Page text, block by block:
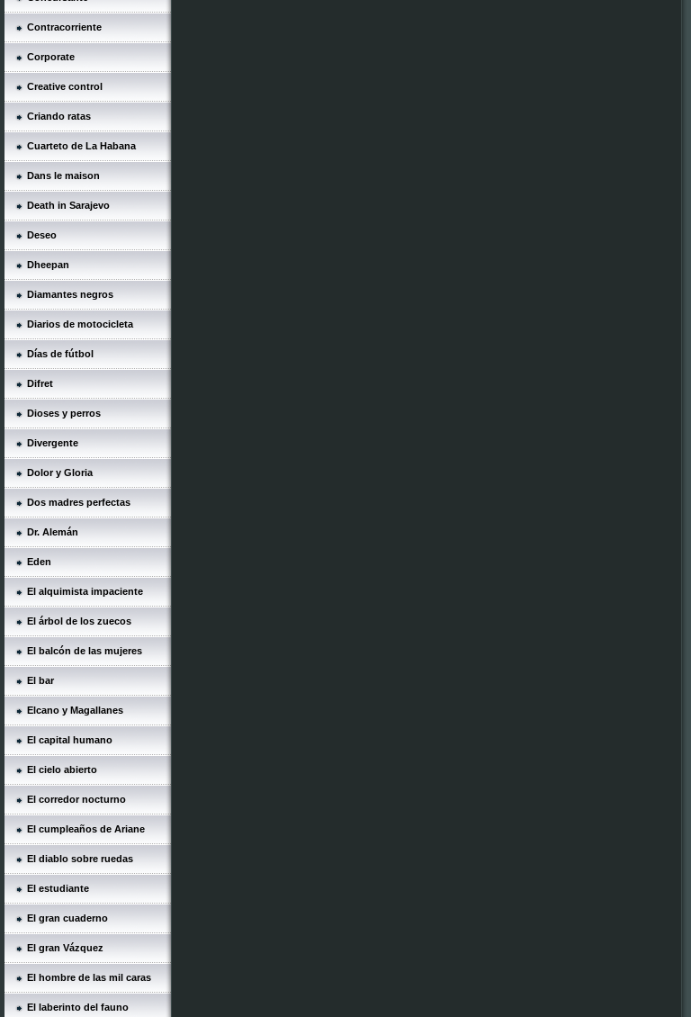
Contracorriente
Corporate
Creative control
Criando ratas
Cuarteto de La Habana
Dans le maison
Death in Sarajevo
Deseo
Dheepan
Diamantes negros
Diarios de motocicleta
Días de fútbol
Difret
Dioses y perros
Divergente
Dolor y Gloria
Dos madres perfectas
Dr. Alemán
Eden
El alquimista impaciente
El árbol de los zuecos
El balcón de las mujeres
El bar
Elcano y Magallanes
El capital humano
El cielo abierto
El corredor nocturno
El cumpleaños de Ariane
El diablo sobre ruedas
El estudiante
El gran cuaderno
El gran Vázquez
El hombre de las mil caras
El laberinto del fauno